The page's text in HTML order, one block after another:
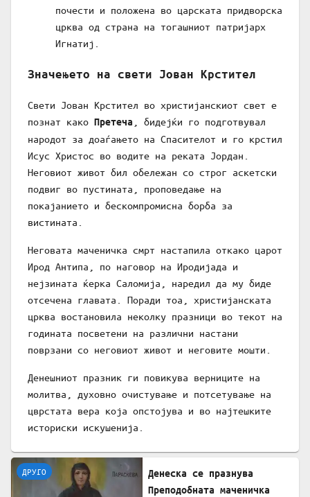
почести и положена во царската придворска
црква од страна на тогашниот патријарх
Игнатиј.
Значењето на свети Јован Крстител
Свети Јован Крстител во христијанскиот свет е
познат како Претеча , бидејќи го подготвувал
народот за доаѓањето на Спасителот и го крстил
Исус Христос во водите на реката Јордан.
Неговиот живот бил обележан со строг аскетски
подвиг во пустината, проповедање на
покајанието и бескомпромисна борба за
вистината.
Неговата маченичка смрт настапила откако царот
Ирод Антипа, по наговор на Иродијада и
нејзината ќерка Саломија, наредил да му биде
отсечена главата. Поради тоа, христијанската
црква востановила неколку празници во текот на
годината посветени на различни настани
поврзани со неговиот живот и неговите мошти.
Денешниот празник ги повикува верниците на
молитва, духовно очистување и потсетување на
цврстата вера која опстојува и во најтешките
историски искушенија.
ДРУГО
Денеска се празнува
Преподобната маченичка